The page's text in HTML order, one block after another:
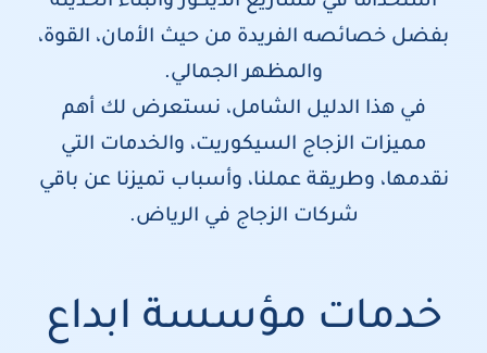
بفضل خصائصه الفريدة من حيث الأمان، القوة،
والمظهر الجمالي.
في هذا الدليل الشامل، نستعرض لك أهم
مميزات الزجاج السيكوريت، والخدمات التي
نقدمها، وطريقة عملنا، وأسباب تميزنا عن باقي
شركات الزجاج في الرياض.
خدمات مؤسسة ابداع